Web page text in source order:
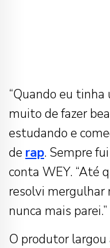
“Quando eu
muito de fazer
estudando e
de rap. Sempre
conta WEY. “Até
resolvi mergulhar
nunca mais parei.”
O produtor largou